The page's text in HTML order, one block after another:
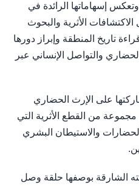
إسهاماتها الرائدة في
الاكتشافات الأثرية والبحوث
تاريخ المنطقة وإبراز دورها
والتواصل الإنساني عبر
على الإرث الحضاري
من القطع الأثرية التي
والاستيطان البشري
الشارقة بوصفها حلقة وصل